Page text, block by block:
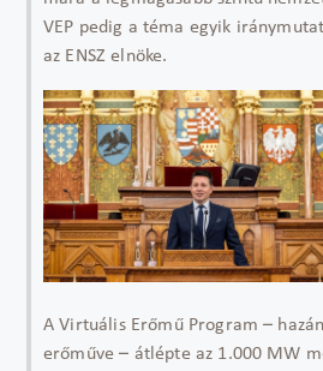
VEP pedig a téma egyik
az ENSZ elnöke.
A Virtuális Erőmű Program –
erőműve – átlépte az 1.000 MW